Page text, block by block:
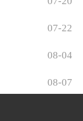
07-22
08-04
08-07